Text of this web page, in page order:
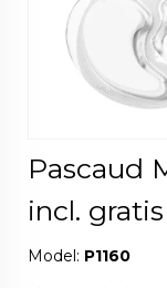
Pascaud
incl.
Model: P1160